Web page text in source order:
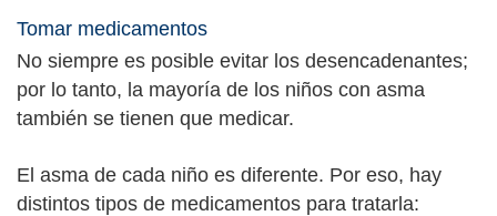
Tomar medicamentos
No siempre es posible evitar los desencadenantes;
por lo tanto, la mayoría de los niños con asma
también se tienen que medicar.
El asma de cada niño es diferente. Por eso, hay
distintos tipos de medicamentos para tratarla: